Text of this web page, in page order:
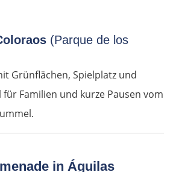
(Parque de los
Grünflächen, Spielplatz und
für Familien und kurze Pausen vom
in Águilas
Ost